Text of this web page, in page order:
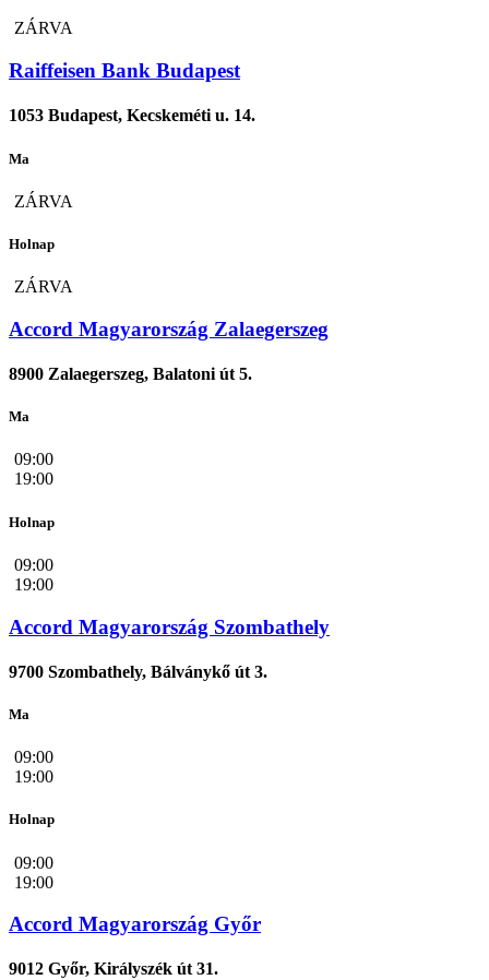
ZÁRVA
Raiffeisen Bank Budapest
1053 Budapest, Kecskeméti u. 14.
Ma
ZÁRVA
Holnap
ZÁRVA
Accord Magyarország Zalaegerszeg
8900 Zalaegerszeg, Balatoni út 5.
Ma
09:00
19:00
Holnap
09:00
19:00
Accord Magyarország Szombathely
9700 Szombathely, Bálványkő út 3.
Ma
09:00
19:00
Holnap
09:00
19:00
Accord Magyarország Győr
9012 Győr, Királyszék út 31.